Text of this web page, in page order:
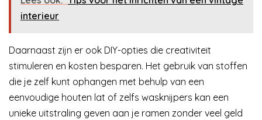
interieur
Daarnaast zijn er ook DIY-opties die creativiteit
stimuleren en kosten besparen. Het gebruik van stoffen
die je zelf kunt ophangen met behulp van een
eenvoudige houten lat of zelfs wasknijpers kan een
unieke uitstraling geven aan je ramen zonder veel geld